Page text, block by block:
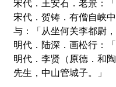
宋代．王安石．老景：
宋代．贺铸．有僧自峡
与：「从坐何关李都尉
明代．陆深．画松行：
明代．李贤（原德．和
先生，中山管城子。」